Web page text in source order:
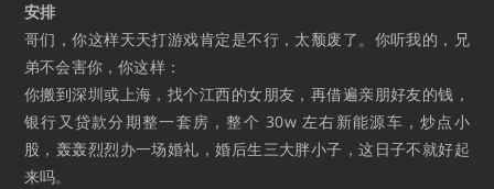
安排
哥们，你这样天天打游戏肯定是不行，太颓废了。你听我的，兄
弟不会害你，你这样：
你搬到深圳或上海，找个江西的女朋友，再借遍亲朋好友的钱，
银行又贷款分期整一套房，整个 30w 左右新能源车，炒点小
股，轰轰烈烈办一场婚礼，婚后生三大胖小子，这日子不就好起
来吗。